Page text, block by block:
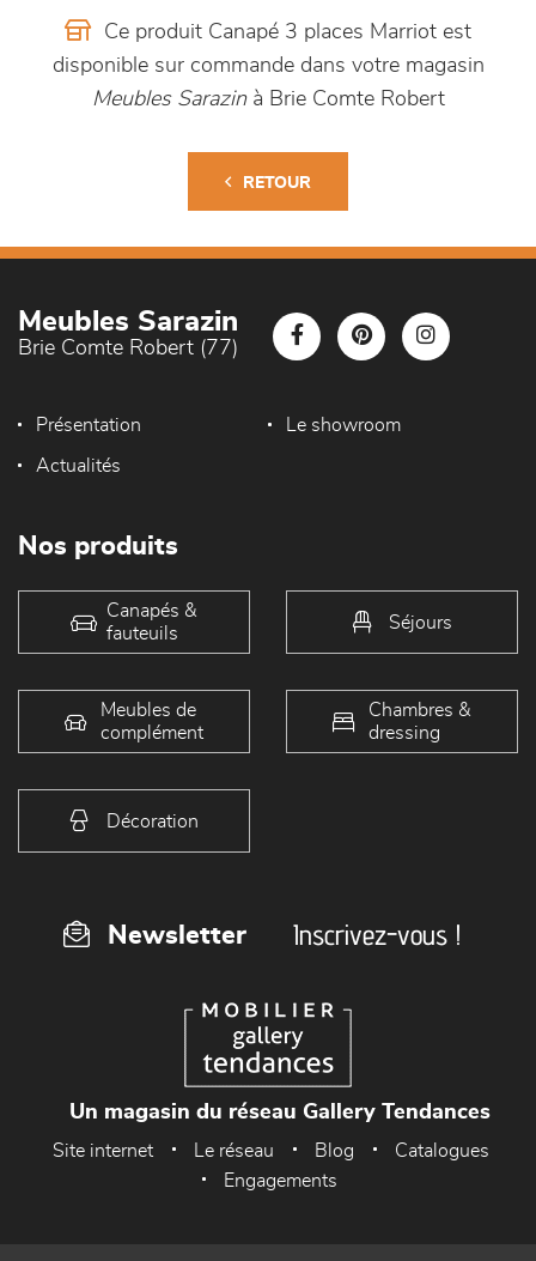
Ce produit Canapé 3 places Marriot est
disponible sur commande dans votre magasin
Meubles Sarazinà Brie Comte Robert
RETOUR
Meubles Sarazin
Brie Comte Robert (77)
Présentation Le showroom
Actualités
Nos produits
Canapés &
fauteuils
Séjours
Meubles de
complément
Chambres &
dressing
Décoration
Newsletter Inscrivez-vous !
Un magasin du réseau Gallery Tendances
Site internet Le réseau Blog
Catalogues
Engagements